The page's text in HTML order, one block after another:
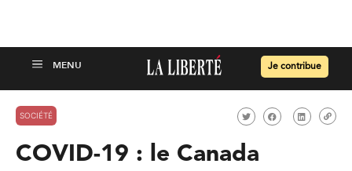
Je contribue
SOCIÉTÉ
COVID-19 : le Canada